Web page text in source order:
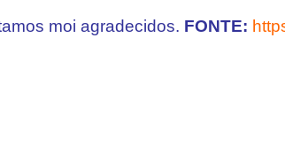
moi agradecidos. FONTE: